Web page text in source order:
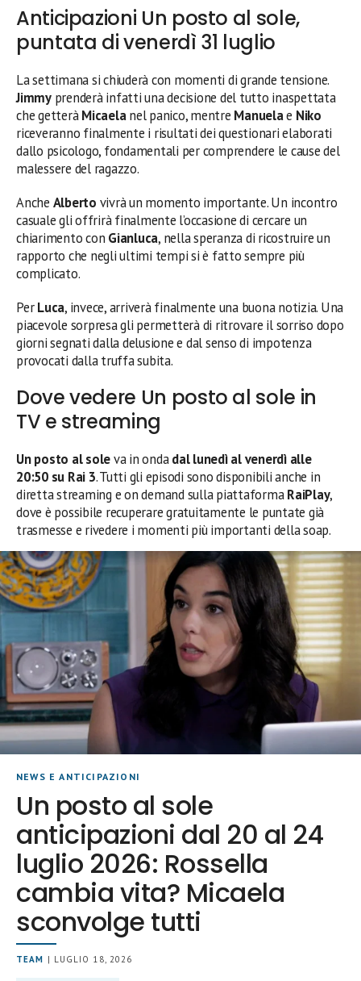
Anticipazioni Un posto al sole,
puntata di venerdì 31 luglio
La settimana si chiuderà con momenti di grande tensione.
Jimmyprenderà infatti una decisione del tutto inaspettata
che getteràMicaelanel panico, mentre Manuelae Niko
riceveranno finalmente i risultati dei questionari elaborati
dallo psicologo, fondamentali per comprendere le cause del
malessere del ragazzo.
Anche Alberto vivrà un momento importante. Un incontro
casuale gli offrirà finalmente l’occasione di cercare un
chiarimento con Gianluca, nella speranza di ricostruire un
rapporto che negli ultimi tempi si è fatto sempre più
complicato.
PerLuca, invece, arriverà finalmente una buona notizia. Una
piacevole sorpresa gli permetterà di ritrovare il sorriso dopo
giorni segnati dalla delusione e dal senso di impotenza
provocati dalla truffa subita.
Dove vedere Un posto al sole in
TV e streaming
Un posto al soleva in ondadal lunedì al venerdì alle
20:50 su Rai 3. Tutti gli episodi sono disponibili anche in
diretta streaming e on demand sulla piattaformaRaiPlay,
dove è possibile recuperare gratuitamente le puntate già
trasmesse e rivedere i momenti più importanti della soap.
NEWS E ANTICIPAZIONI
Un posto al sole
anticipazioni dal 20 al 24
luglio 2026: Rossella
cambia vita? Micaela
sconvolge tutti
TEAM | LUGLIO 18, 2026